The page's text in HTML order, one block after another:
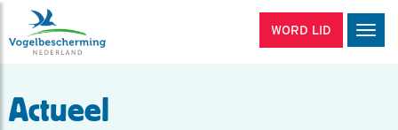
WORD LID
Actueel